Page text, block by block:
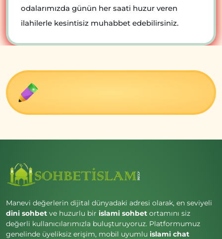
odalarımızda günün her saati huzur veren
ilahilerle kesintisiz muhabbet edebilirsiniz.
Manevi değerlerin dijital dünyadaki adresi olarak, en seviyeli
dini sohbet ve huzurlu bir islami sohbet ortamını siz
değerli kullanıcılarımızla buluşturuyoruz. Platformumuz
genelinde üyeliksiz erişim, mobil uyumlu islami chat